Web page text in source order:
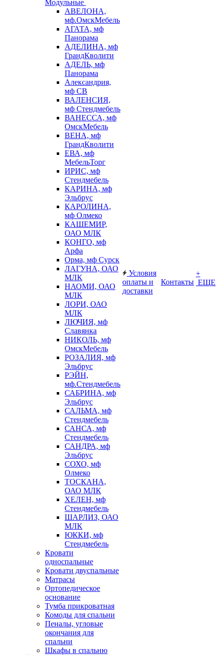
Модульные
АВЕЛОНА,
мф.ОмскМебель
АГАТА, мф
Панорама
АДЕЛИНА, мф
ГрандКволити
АДЕЛЬ, мф
Панорама
Александрия,
мф СВ
ВАЛЕНСИЯ,
мф Стендмебель
ВАНЕССА, мф
ОмскМебель
ВЕНА, мф
ГрандКволити
ЕВА, мф
МебельТорг
ИРИС, мф
Стендмебель
КАРИНА, мф
Эльбрус
КАРОЛИНА,
мф Олмеко
КАШЕМИР,
ОАО МЛК
КОНГО, мф
Арфа
Орма, мф Сурск
ЛАГУНА, ОАО
МЛК
НАОМИ, ОАО
МЛК
ЛОРИ, ОАО
МЛК
ЛЮЧИЯ, мф
Славянка
НИКОЛЬ, мф
ОмскМебель
РОЗАЛИЯ, мф
Эльбрус
РЭЙН,
мф.Стендмебель
САБРИНА, мф
Эльбрус
САЛЬМА, мф
Стендмебель
САНСА, мф
Стендмебель
САНДРА, мф
Эльбрус
СОХО, мф
Олмеко
ТОСКАНА,
ОАО МЛК
ХЕЛЕН, мф
Стендмебель
ШАРЛИЗ, ОАО
МЛК
ЮККИ, мф
Стендмебель
Кровати
односпальные
Кровати двуспальные
Матрасы
Ортопедическое
основание
Тумба прикроватная
Комоды для спальни
Пеналы, угловые
окончания для
спальни
Шкафы в спальню
Условия
оплаты и
доставки
Контакты
+
ЕЩЕ